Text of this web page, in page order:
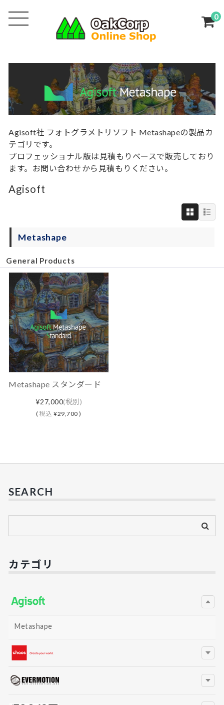
0
Agisoft社 フォトグラメトリソフト Metashapeの製品カ
テゴリです。
プロフェッショナル版は見積もりベースで販売しており
ます。お問い合わせから見積もりください。
Agisoft
Metashape
General Products
Metashape スタンダード
¥27,000(税別)
(税込 ¥29,700 )
SEARCH
カテゴリ
Metashape